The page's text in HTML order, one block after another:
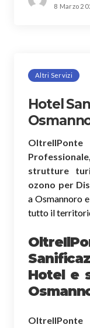
8 Marzo
Altri Servizi
Hotel
OltreIlPonte
strutture
ozono per
a Osmannoro
tutto il
Hotel e
OltreIlPonte